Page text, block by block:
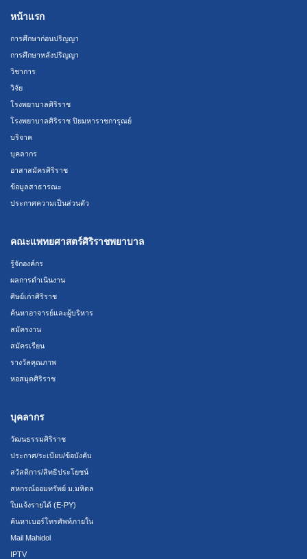
หน้าแรก
การศึกษาก่อนปริญญา
การศึกษาหลังปริญญา
วิชาการ
วิจัย
โรงพยาบาลศิริราช
โรงพยาบาลศิริราช ปิยมหาราชการุณย์
บริจาค
บุคลากร
อาสาสมัครศิริราช
ข้อมูลสาธารณะ
ประกาศความเป็นส่วนตัว
คณะแพทยศาสตร์ศิริราชพยาบาล
รู้จักองค์กร
ผลการดำเนินงาน
ศิษย์เก่าศิริราช
ค้นหาอาจารย์และผู้บริหาร
สมัครงาน
สมัครเรียน
รางวัลคุณภาพ
หอสมุดศิริราช
บุคลากร
วัฒนธรรมศิริราช
ประกาศ/ระเบียบ/ข้อบังคับ
สวัสดิการ/สิทธิประโยชน์
สหกรณ์ออมทรัพย์ ม.มหิดล
ใบแจ้งรายได้ (E-PY)
ค้นหาเบอร์โทรศัพท์ภายใน
Mail Mahidol
IPTV